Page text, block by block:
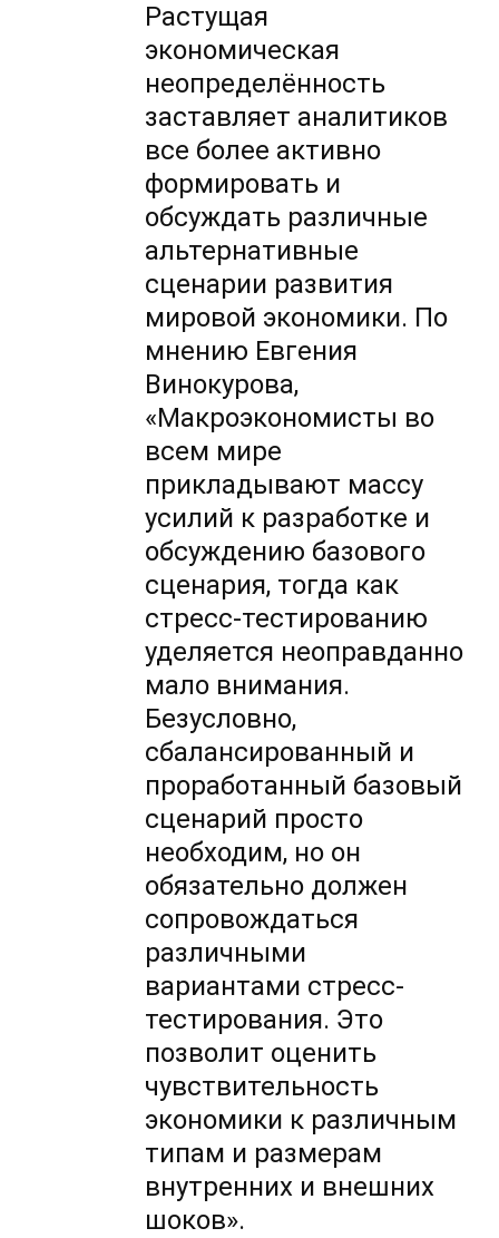
Растущая
экономическая
неопределённость
заставляет аналитиков
все более активно
формировать и
обсуждать различные
альтернативные
сценарии развития
мировой экономики. По
мнению Евгения
Винокурова,
«Макроэкономисты во
всем мире
прикладывают массу
усилий к разработке и
обсуждению базового
сценария, тогда как
стресс-тестированию
уделяется неоправданно
мало внимания.
Безусловно,
сбалансированный и
проработанный базовый
сценарий просто
необходим, но он
обязательно должен
сопровождаться
различными
вариантами стресс-
тестирования. Это
позволит оценить
чувствительность
экономики к различным
типам и размерам
внутренних и внешних
шоков».